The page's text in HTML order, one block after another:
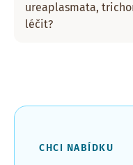
ureaplasmata,
léčit?
CHCI NABÍDKU